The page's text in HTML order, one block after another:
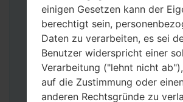
Methoden, wie es geht:
Halten Sie die Power-,
Bixbi- Tasten gedrückt.
Halten Sie Lauter- und
gedrückt. Schließen Sie
einem USB-Kabel an den PC
Halten Sie die Power-,
einigen Gesetzen kann der
berechtigt sein,
Daten zu verarbeiten, es sei
Benutzer widerspricht einer
Verarbeitung ("lehnt nicht
auf die Zustimmung oder
anderen Rechtsgründe zu